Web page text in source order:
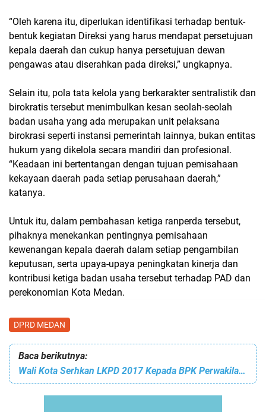
“Oleh karena itu, diperlukan identifikasi terhadap bentuk-
bentuk kegiatan Direksi yang harus mendapat persetujuan
kepala daerah dan cukup hanya persetujuan dewan
pengawas atau diserahkan pada direksi,” ungkapnya.
Selain itu, pola tata kelola yang berkarakter sentralistik dan
birokratis tersebut menimbulkan kesan seolah-seolah
badan usaha yang ada merupakan unit pelaksana
birokrasi seperti instansi pemerintah lainnya, bukan entitas
hukum yang dikelola secara mandiri dan profesional.
“Keadaan ini bertentangan dengan tujuan pemisahaan
kekayaan daerah pada setiap perusahaan daerah,”
katanya.
Untuk itu, dalam pembahasan ketiga ranperda tersebut,
pihaknya menekankan pentingnya pemisahaan
kewenangan kepala daerah dalam setiap pengambilan
keputusan, serta upaya-upaya peningkatan kinerja dan
kontribusi ketiga badan usaha tersebut terhadap PAD dan
perekonomian Kota Medan.
DPRD MEDAN
Baca berikutnya:
Wali Kota Serhkan LKPD 2017 Kepada BPK Perwakilan Sumut Semoga Mendapat Opini WTP